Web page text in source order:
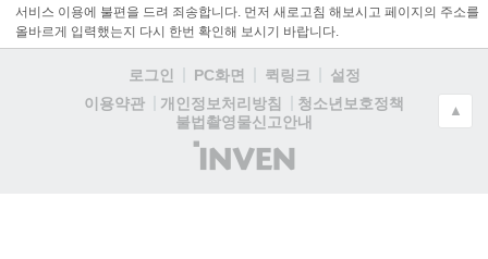
서비스 이용에 불편을 드려 죄송합니다. 먼저 새로고침 해보시고 페이지의 주소를
올바르게 입력했는지 다시 한번 확인해 보시기 바랍니다.
로그인 PC화면 퀵링크
설정
이용약관
개인정보처리방침
청소년보호정책
불법촬영물신고안내
(주)
인
▲